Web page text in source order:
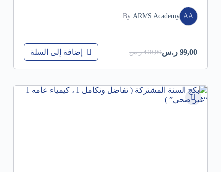
AA
By ARMS Academy
400,00 ر.س 99,00 ر.س إضافة إلى السلة